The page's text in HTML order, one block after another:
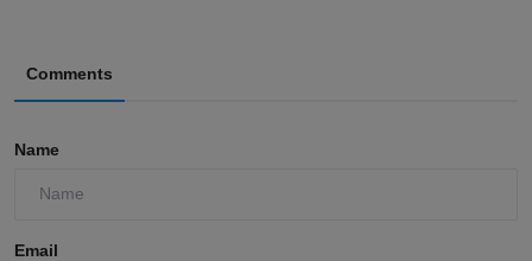
Comments
Name
Email